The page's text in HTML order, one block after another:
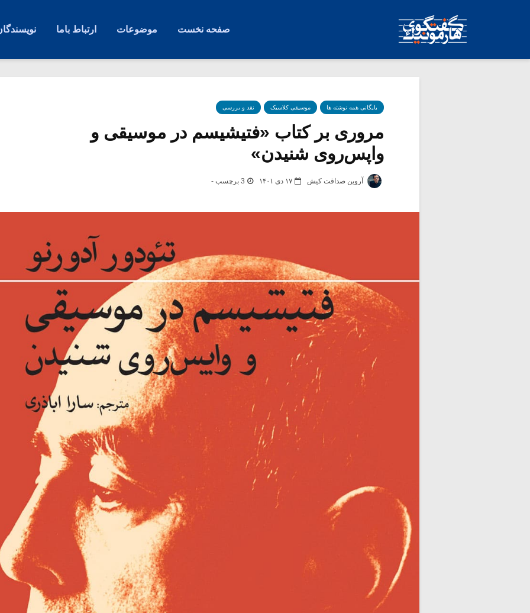
صفحه نخست موضوعات ارتباط باما
بایگانی همه نوشته ها موسیقی کلاسیک نقد و بررسی
مروری بر کتاب «فتیشیسم در موسیقی و
واپس‌روی شنیدن»
آروین صداقت کیش ۱۷ دی ۱۴۰۱ 3 برچسب -